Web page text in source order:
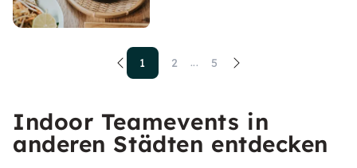
1 2 ... 5
Indoor Teamevents in
anderen Städten entdecken